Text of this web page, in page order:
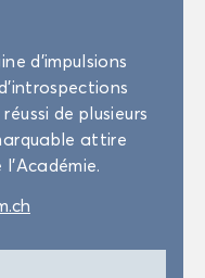
d’im­pul­sions
de plu­sieurs
at­tire